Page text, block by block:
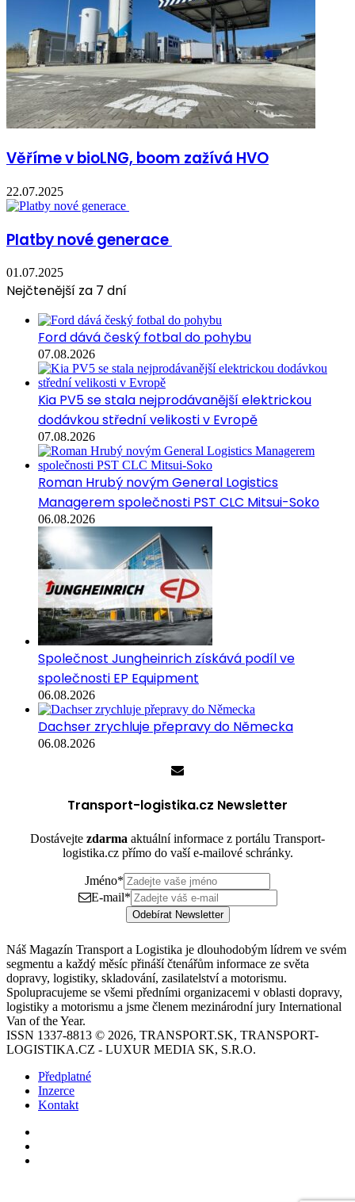
Věříme v bioLNG, boom zažívá HVO
22.07.2025
Platby nové generace
01.07.2025
Nejčtenější za 7 dní
Ford dává český fotbal do pohybu
07.08.2026
Kia PV5 se stala nejprodávanější elektrickou
dodávkou střední velikosti v Evropě
07.08.2026
Roman Hrubý novým General Logistics
Managerem společnosti PST CLC Mitsui-Soko
06.08.2026
Společnost Jungheinrich získává podíl ve
společnosti EP Equipment
06.08.2026
Dachser zrychluje přepravy do Německa
06.08.2026
Transport-logistika.cz Newsletter
Dostávejte zdarma aktuální informace z portálu Transport-
logistika.cz přímo do vaší e-mailové schránky.
Jméno*
E-mail*
Odebírat Newsletter
Náš Magazín Transport a Logistika je dlouhodobým lídrem ve svém
segmentu a každý měsíc přináší čtenářům informace ze světa
dopravy, logistiky, skladování, zasilatelství a motorismu.
Spolupracujeme se všemi předními organizacemi v oblasti dopravy,
logistiky a motorismu a jsme členem mezinárodní jury International
Van of the Year.
ISSN 1337-8813 © 2026, TRANSPORT.SK, TRANSPORT-
LOGISTIKA.CZ - LUXUR MEDIA SK, S.R.O.
Předplatné
Inzerce
Kontakt